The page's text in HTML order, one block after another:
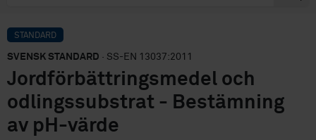
STANDARD
SVENSK STANDARD · SS-EN 13037:2011
Jordförbättringsmedel och
odlingssubstrat - Bestämning
av pH-värde